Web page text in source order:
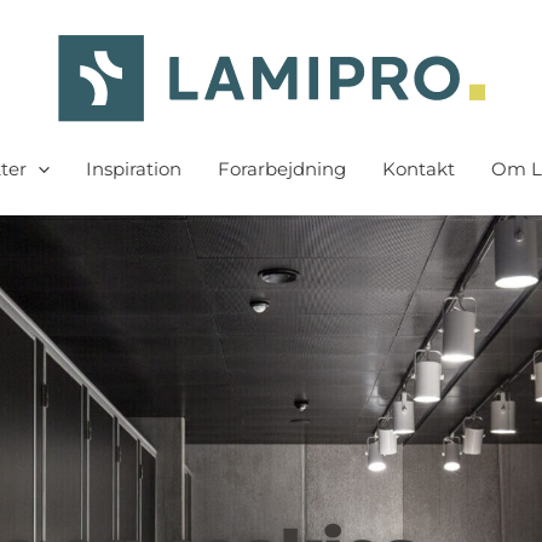
Inspiration Forarbejdning Kontakt Om